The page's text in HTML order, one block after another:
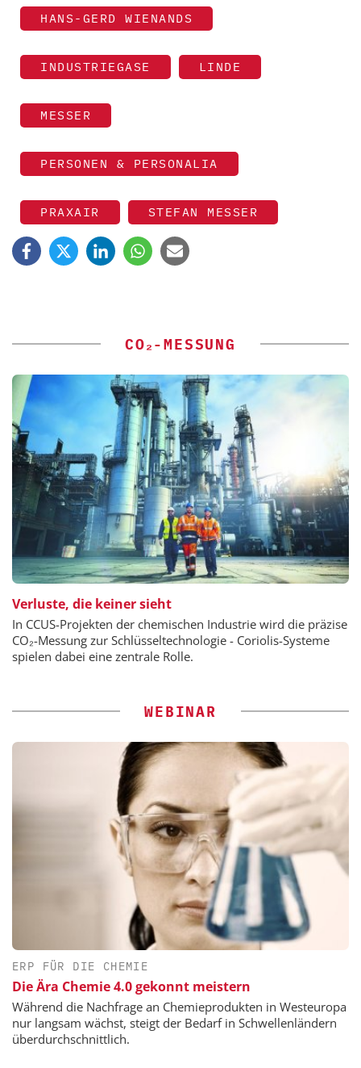
HANS-GERD WIENANDS
INDUSTRIEGASE LINDE
MESSER
PERSONEN & PERSONALIA
PRAXAIR STEFAN MESSER
CO₂-MESSUNG
Verluste, die keiner sieht
In CCUS-Projekten der chemischen Industrie wird die präzise
CO₂-Messung zur Schlüsseltechnologie - Coriolis-Systeme
spielen dabei eine zentrale Rolle.
WEBINAR
ERP FÜR DIE CHEMIE
Die Ära Chemie 4.0 gekonnt meistern
Während die Nachfrage an Chemieprodukten in Westeuropa
nur langsam wächst, steigt der Bedarf in Schwellenländern
überdurchschnittlich.